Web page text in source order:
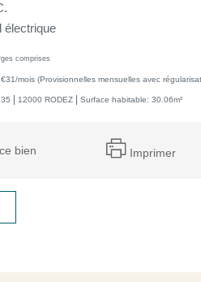
électrique
comprises
mois (Provisionnelles mensuelles avec
12000 RODEZ Surface habitable: 30.06m²
bien Imprimer